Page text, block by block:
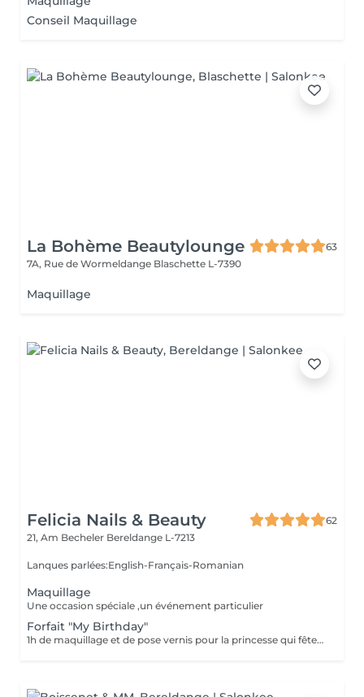
Conseil Maquillage
La Bohème Beautylounge
63
7A, Rue de Wormeldange Blaschette L-7390
Maquillage
Felicia Nails & Beauty
62
21, Am Becheler Bereldange L-7213
Lanques parlées:English-Français-Romanian
Maquillage
Une occasion spéciale ,un événement particulier
Forfait "My Birthday"
1h de maquillage et de pose vernis pour la princesse qui fête son anniversaire,5 personnes maximum. L'invité d'honneur reçoit une couronne de princesse et un petit gâteau pour elle et ses invités